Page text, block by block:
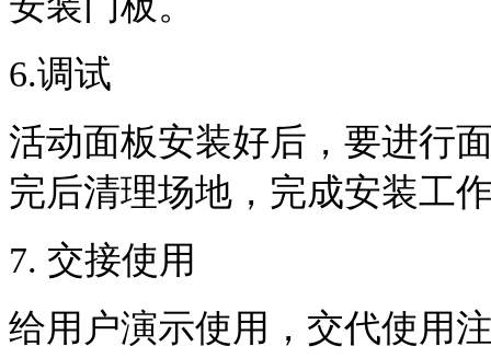
6.调试
活动面板安装好后，要进行
完后清理场地，完成安装工
7. 交接使用
给用户演示使用，交代使用